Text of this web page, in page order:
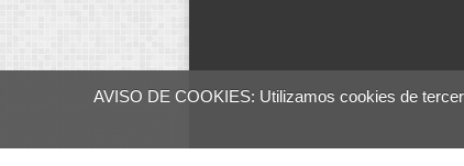
AVISO DE COOKIES: Utilizamos cookies de